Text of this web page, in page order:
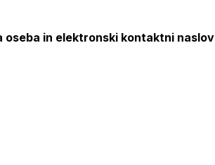
in elektronski kontaktni naslov